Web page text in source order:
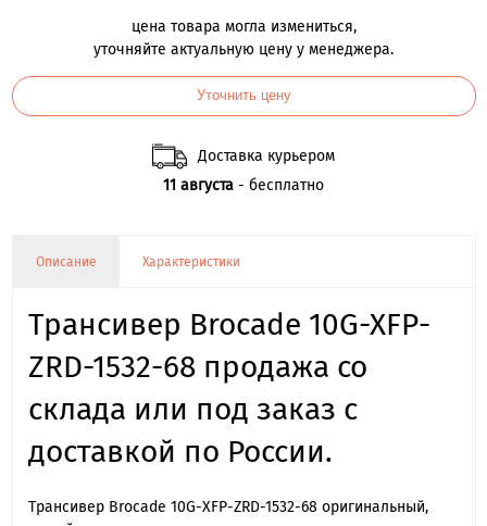
цена товара могла измениться,
уточняйте актуальную цену у менеджера.
Уточнить цену
Доставка курьером
11 августа - бесплатно
Описание Характеристики
Трансивер Brocade 10G-XFP-
ZRD-1532-68 продажа со
склада или под заказ с
доставкой по России.
Трансивер Brocade 10G-XFP-ZRD-1532-68 оригинальный,